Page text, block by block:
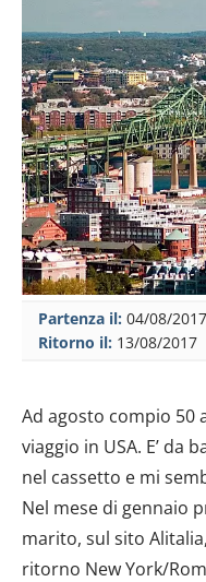
Partenza il: 04/08/2017
Ritorno il: 13/08/2017
Ad agosto compio 50
viaggio in USA. E’ da
nel cassetto e mi
Nel mese di gennaio
marito, sul sito
ritorno New York/